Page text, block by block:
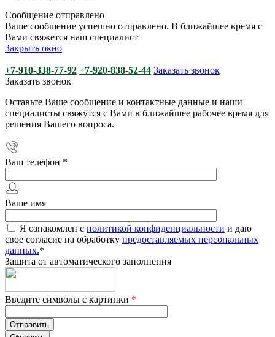
Сообщение отправлено
Ваше сообщение успешно отправлено. В ближайшее время с
Вами свяжется наш специалист
Закрыть окно
+7-910-338-77-92 +7-920-838-52-44 Заказать звонок
Заказать звонок
Оставьте Ваше сообщение и контактные данные и наши
специалисты свяжутся с Вами в ближайшее рабочее время для
решения Вашего вопроса.
Ваш телефон *
Ваше имя
Я ознакомлен с политикой конфиденциальности и даю
свое согласие на обработку предоставляемых персональных
данных.*
Защита от автоматического заполнения
Введите символы с картинки *